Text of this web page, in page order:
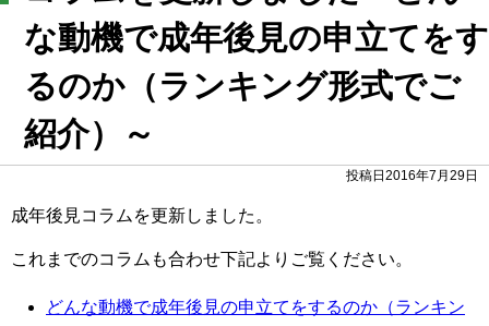
な動機で成年後見の申立てをす
るのか（ランキング形式でご
紹介）～
投稿日2016年7月29日
成年後見コラムを更新しました。
これまでのコラムも合わせ下記よりご覧ください。
どんな動機で成年後見の申立てをするのか（ランキン